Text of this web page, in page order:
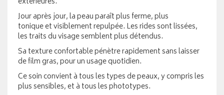
Jour après jour, la peau paraît plus ferme, plus
tonique et visiblement repulpée. Les rides sont lissées,
les traits du visage semblent plus détendus.
Sa texture confortable pénètre rapidement sans laisser
de film gras, pour un usage quotidien.
Ce soin convient à tous les types de peaux, y compris les
plus sensibles, et à tous les phototypes.